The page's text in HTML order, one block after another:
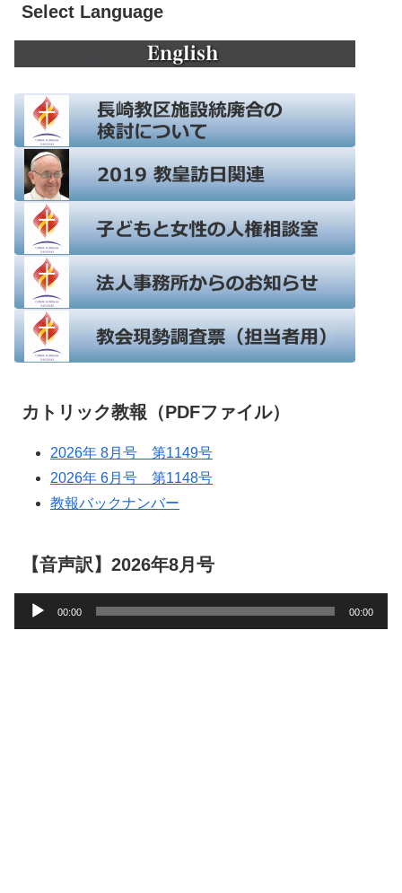
Select Language
カトリック教報（PDFファイル）
2026年 8月号 第1149号
2026年 6月号 第1148号
教報バックナンバー
【音声訳】2026年8月号
声
00:00 00:00